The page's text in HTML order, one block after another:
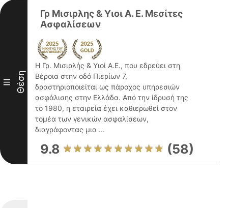
III Θέση
Γρ Μισιρλης & Υιοι Α. Ε. Μεσίτες
Ασφαλίσεων
Η Γρ. Μισιρλής & Υιοί Α.Ε., που εδρεύει στη
Βέροια στην οδό Πιερίων 7,
δραστηριοποιείται ως πάροχος υπηρεσιών
ασφάλισης στην Ελλάδα. Από την ίδρυσή της
το 1980, η εταιρεία έχει καθιερωθεί στον
τομέα των γενικών ασφαλίσεων,
διαγράφοντας μια ...
9.8 (58)